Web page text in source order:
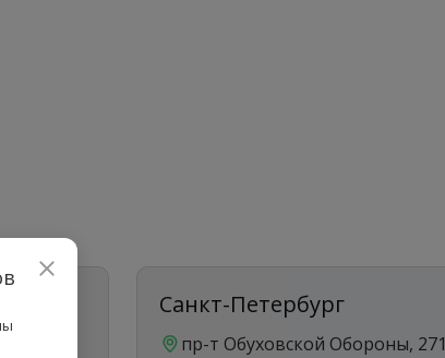
Санкт-Петербург
пр-т Обуховской Обороны, 271